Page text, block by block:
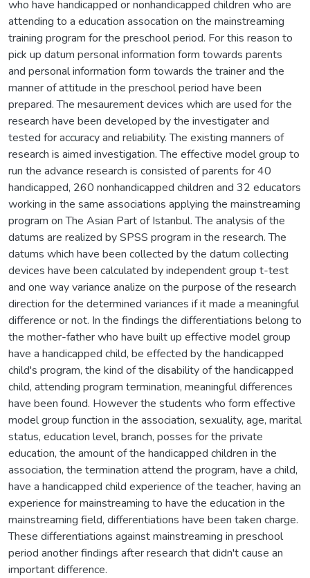
who have handicapped or nonhandicapped children who are
attending to a education assocation on the mainstreaming
training program for the preschool period. For this reason to
pick up datum personal information form towards parents
and personal information form towards the trainer and the
manner of attitude in the preschool period have been
prepared. The mesaurement devices which are used for the
research have been developed by the investigater and
tested for accuracy and reliability. The existing manners of
research is aimed investigation. The effective model group to
run the advance research is consisted of parents for 40
handicapped, 260 nonhandicapped children and 32 educators
working in the same associations applying the mainstreaming
program on The Asian Part of Istanbul. The analysis of the
datums are realized by SPSS program in the research. The
datums which have been collected by the datum collecting
devices have been calculated by independent group t-test
and one way variance analize on the purpose of the research
direction for the determined variances if it made a meaningful
difference or not. In the findings the differentiations belong to
the mother-father who have built up effective model group
have a handicapped child, be effected by the handicapped
child's program, the kind of the disability of the handicapped
child, attending program termination, meaningful differences
have been found. However the students who form effective
model group function in the association, sexuality, age, marital
status, education level, branch, posses for the private
education, the amount of the handicapped children in the
association, the termination attend the program, have a child,
have a handicapped child experience of the teacher, having an
experience for mainstreaming to have the education in the
mainstreaming field, differentiations have been taken charge.
These differentiations against mainstreaming in preschool
period another findings after research that didn't cause an
important difference.